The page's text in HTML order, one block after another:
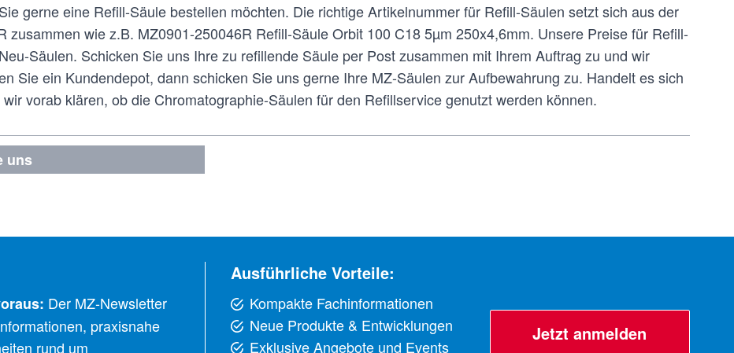
gerne eine Refill-Säule bestellen möchten. Die richtige Artikelnummer für Refill-Säulen setzt sich aus der
wie z.B. MZ0901-250046R Refill-Säule Orbit 100 C18 5µm 250x4,6mm. Unsere Preise für Refill-
Säulen. Schicken Sie uns Ihre zu refillende Säule per Post zusammen mit Ihrem Auftrag zu und wir
Sie ein Kundendepot, dann schicken Sie uns gerne Ihre MZ-Säulen zur Aufbewahrung zu. Handelt es sich
vorab klären, ob die Chromatographie-Säulen für den Refillservice genutzt werden können.
uns
Der MZ-Newsletter
praxisnahe
rund um
Ausführliche Vorteile:
Kompakte Fachinformationen
Neue Produkte & Entwicklungen
Exklusive Angebote und Events
Jetzt anmelden